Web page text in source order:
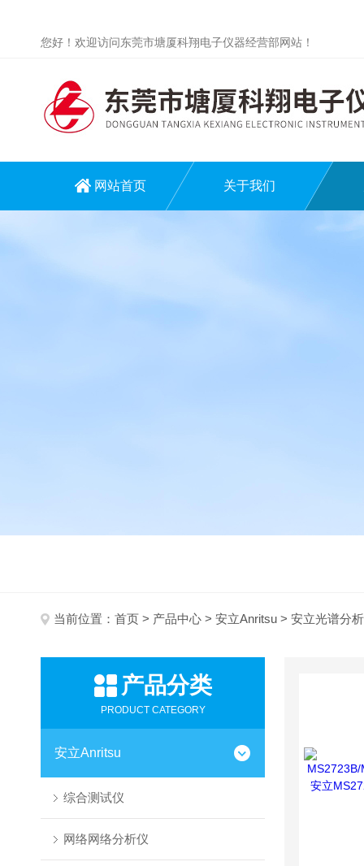
您好！欢迎访问东莞市塘厦科翔电子仪器经营部网站！
网站首页 关于我们
当前位置： 首页 > 产品中心 > 安立Anritsu > 安立光谱分
产品分类
PRODUCT CATEGORY
安立Anritsu
综合测试仪
网络网络分析仪